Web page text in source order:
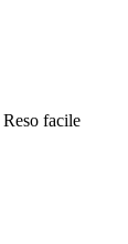
Reso facile